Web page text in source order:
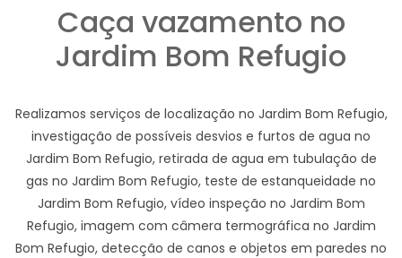
Caça vazamento no
Jardim Bom Refugio
Realizamos serviços de localização no Jardim Bom Refugio,
investigação de possíveis desvios e furtos de agua no
Jardim Bom Refugio, retirada de agua em tubulação de
gas no Jardim Bom Refugio, teste de estanqueidade no
Jardim Bom Refugio, vídeo inspeção no Jardim Bom
Refugio, imagem com câmera termográfica no Jardim
Bom Refugio, detecção de canos e objetos em paredes no